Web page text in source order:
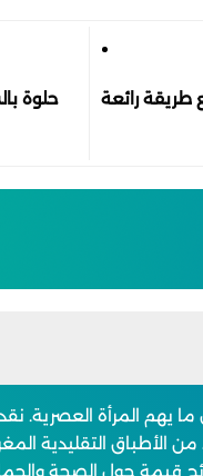
رائعة
حلوة
ما يهم المرأة
من الأطباق التقليدية
قيمة حول الصحة